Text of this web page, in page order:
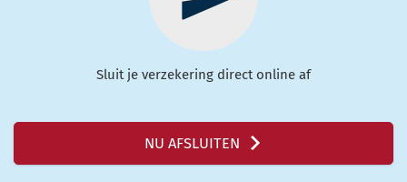
Sluit je verzekering direct online af
NU AFSLUITEN